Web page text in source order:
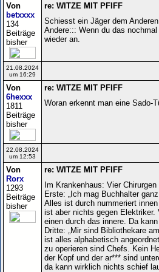
Von
betxxxx
134
Beiträge
bisher
re: WITZE MIT PFIFF
Schiesst ein Jäger dem
Andere::: Wenn du das
wieder an.
21.08.2024
um 16:29
Von
6hexxx
1811
Beiträge
bisher
re: WITZE MIT PFIFF
Woran erkennt man eine Sado-
22.08.2024
um 12:53
Von
Rorx
1293
Beiträge
bisher
re: WITZE MIT PFIFF
Im Krankenhaus: Vier
Erste: „Ich mag Buchhalter
Alles ist durch nummeriert
ist aber nichts gegen Elektriker.
einen durch das innere. Da
Dritte: „Mir sind Bibliothekare
ist alles alphabetisch
zu operieren sind Chefs. Kein
der Kopf und der ar*** sind
da kann wirklich nichts schief